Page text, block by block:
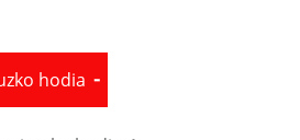
hodia